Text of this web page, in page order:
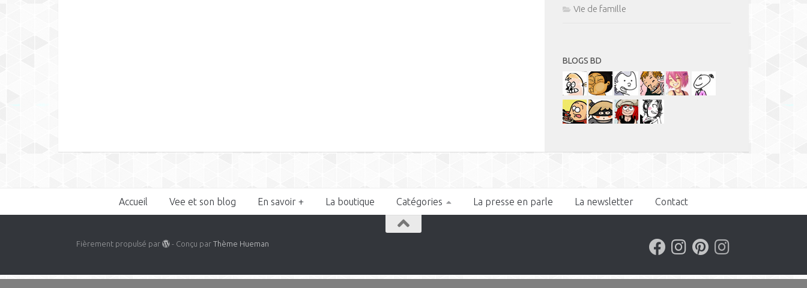
Vie de famille
BLOGS BD
Accueil Vee et son blog En savoir + La boutique Catégories La presse en parle La newsletter Contact
Fièrement propulsé par - Conçu parThème Hueman